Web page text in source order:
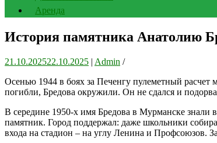
Аренда
История памятника Анатолию
21.10.202522.10.2025 | Admin /
Осенью 1944 в боях за Печенгу пулеметный
погибли, Бредова окружили. Он не сдался и
В середине 1950-х имя Бредова в Мурманске знали
памятник. Город поддержал: даже школьники
входа на стадион – на углу Ленина и Профсоюзов.